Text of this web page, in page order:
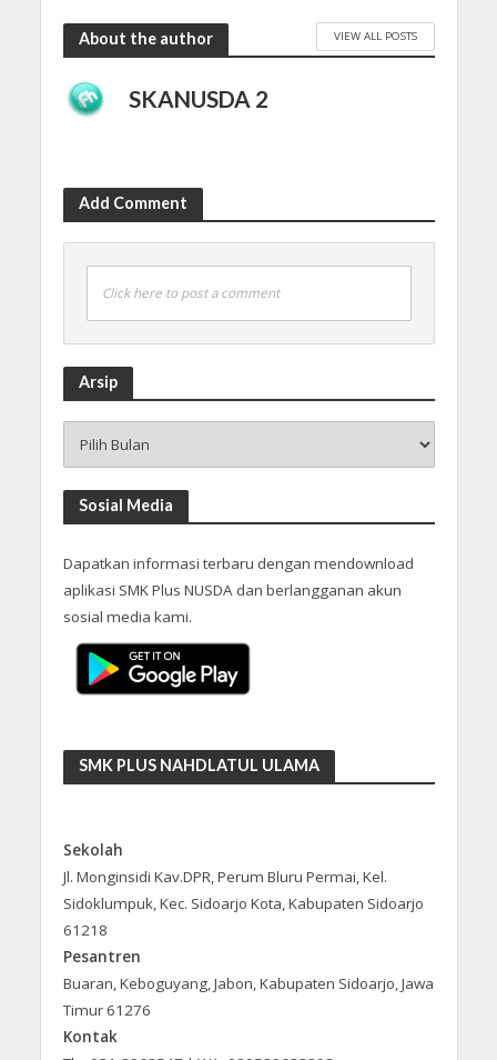
About the author VIEW ALL POSTS
SKANUSDA 2
Add Comment
Click here to post a comment
Arsip
Sosial Media
Dapatkan informasi terbaru dengan mendownload
aplikasi SMK Plus NUSDA dan berlangganan akun
sosial media kami.
SMK PLUS NAHDLATUL ULAMA
Sekolah
Jl. Monginsidi Kav.DPR, Perum Bluru Permai, Kel.
Sidoklumpuk, Kec. Sidoarjo Kota, Kabupaten Sidoarjo
61218
Pesantren
Buaran, Keboguyang, Jabon, Kabupaten Sidoarjo, Jawa
Timur 61276
Kontak